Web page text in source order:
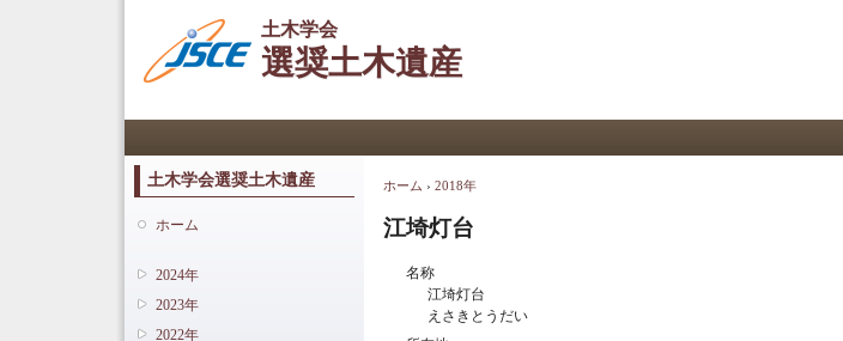
土木学会
選奨土木遺産
土木学会選奨土木遺産
ホーム
2024年
2023年
2022年
現在地
ホーム › 2018年
江埼灯台
名称
江埼灯台
えさきとうだい